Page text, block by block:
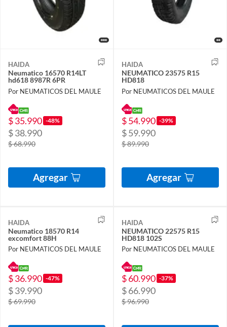
HAIDA
Neumatico 16570 R14LT
hd618 8987R 6PR
Por NEUMATICOS DEL MAULE
$ 35.990 -48%
$ 38.990
$ 68.990
Agregar
HAIDA
NEUMATICO 23575 R15
HD818
Por NEUMATICOS DEL MAULE
$ 54.990 -39%
$ 59.990
$ 89.990
Agregar
HAIDA
Neumatico 18570 R14
excomfort 88H
Por NEUMATICOS DEL MAULE
$ 36.990 -47%
$ 39.990
$ 69.990
HAIDA
NEUMATICO 22575 R15
HD818 102S
Por NEUMATICOS DEL MAULE
$ 60.990 -37%
$ 66.990
$ 96.990